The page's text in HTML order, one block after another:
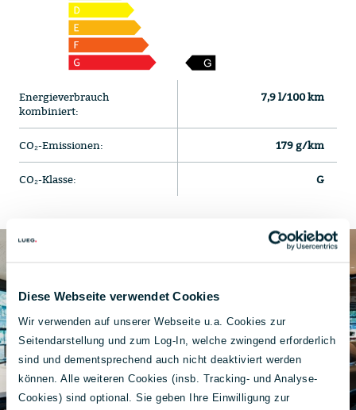
Diese Webseite verwendet Cookies
Wir verwenden auf unserer Webseite u.a. Cookies zur
Seitendarstellung und zum Log-In, welche zwingend erforderlich
sind und dementsprechend auch nicht deaktiviert werden
können. Alle weiteren Cookies (insb. Tracking- und Analyse-
Cookies) sind optional. Sie geben Ihre Einwilligung zur
Energieverbrauch
kombiniert:
7,9 l/100 km
CO₂-Emissionen: 179 g/km
CO₂-Klasse: G